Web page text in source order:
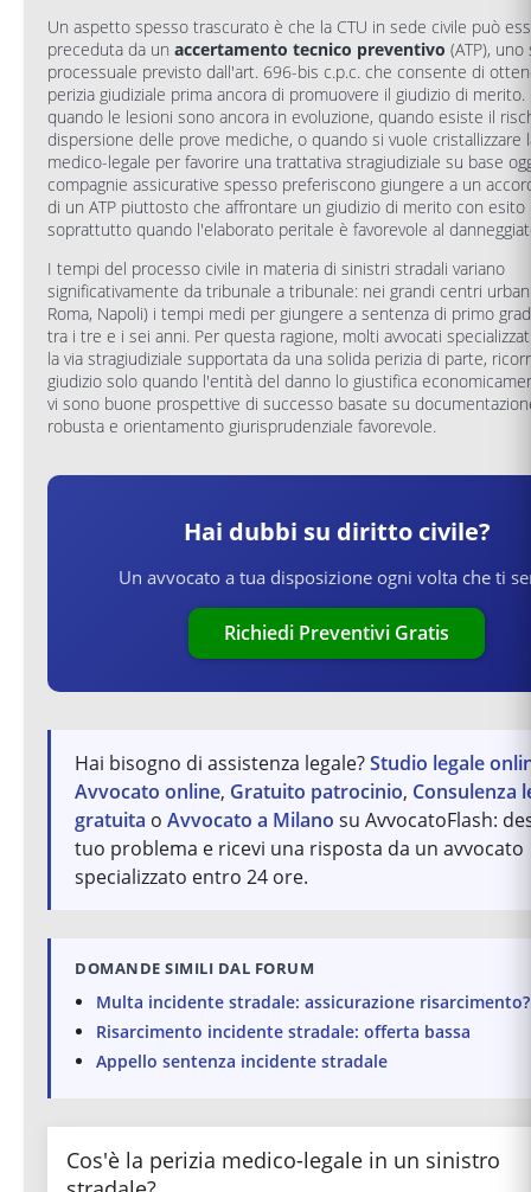
Un aspetto spesso trascurato è che la CTU in sede civile può
preceduta da un accertamento tecnico preventivo (ATP),
processuale previsto dall'art. 696-bis c.p.c. che consente di
perizia giudiziale prima ancora di promuovere il giudizio di merito.
quando le lesioni sono ancora in evoluzione, quando esiste il
dispersione delle prove mediche, o quando si vuole cristallizzare
medico-legale per favorire una trattativa stragiudiziale su base
compagnie assicurative spesso preferiscono giungere a un
di un ATP piuttosto che affrontare un giudizio di merito con esito
soprattutto quando l'elaborato peritale è favorevole al
I tempi del processo civile in materia di sinistri stradali variano
significativamente da tribunale a tribunale: nei grandi centri
Roma, Napoli) i tempi medi per giungere a sentenza di primo
tra i tre e i sei anni. Per questa ragione, molti avvocati
la via stragiudiziale supportata da una solida perizia di parte,
giudizio solo quando l'entità del danno lo giustifica
vi sono buone prospettive di successo basate su
robusta e orientamento giurisprudenziale favorevole.
Hai dubbi su diritto civile?
Un avvocato a tua disposizione ogni volta che ti
Richiedi Preventivi Gratis
Hai bisogno di assistenza legale?Studio legale
Avvocato online, Gratuito patrocinio, Consulenza
gratuita o Avvocato a Milano su AvvocatoFlash:
tuo problema e ricevi una risposta da un avvocato
specializzato entro 24 ore.
DOMANDE SIMILI DAL FORUM
Multa incidente stradale: assicurazione risarcimento?
Risarcimento incidente stradale: offerta bassa
Appello sentenza incidente stradale
Cos'è la perizia medico-legale in un sinistro